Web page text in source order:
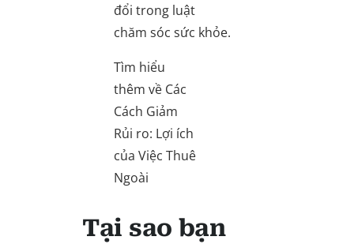
đổi trong luật
chăm sóc sức khỏe.
Tìm hiểu
thêm về Các
Cách Giảm
Rủi ro: Lợi ích
của Việc Thuê
Ngoài
Tại sao bạn